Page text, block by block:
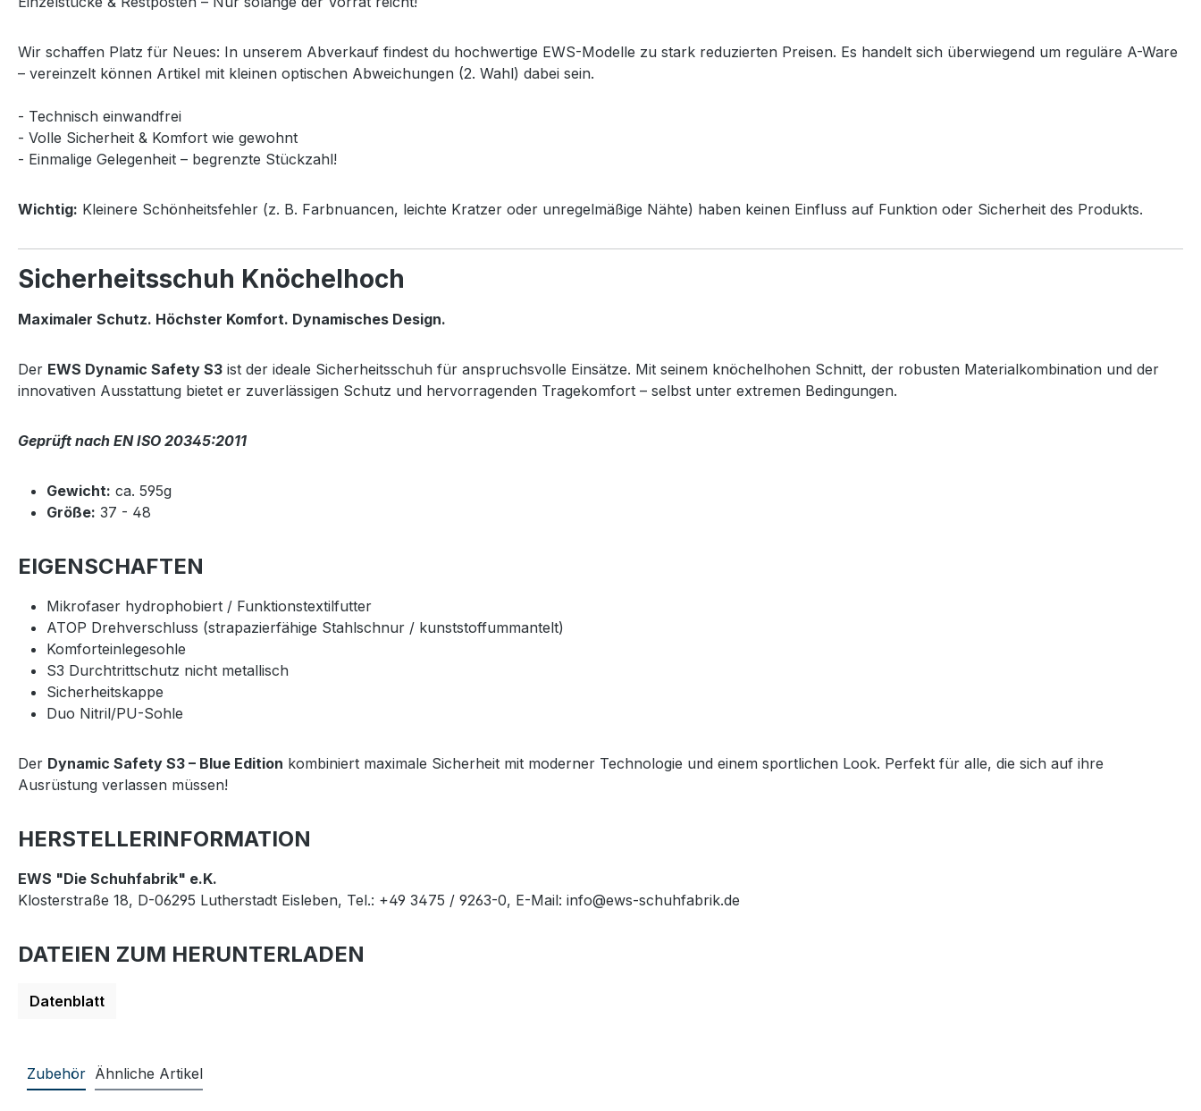
Wir schaffen Platz für Neues: In unserem Abverkauf findest du hochwertige EWS-Modelle zu stark reduzierten Preisen. Es handelt sich überwiegend um reguläre A-Ware
– vereinzelt können Artikel mit kleinen optischen Abweichungen (2. Wahl) dabei sein.
- Technisch einwandfrei
- Volle Sicherheit & Komfort wie gewohnt
- Einmalige Gelegenheit – begrenzte Stückzahl!
Wichtig: Kleinere Schönheitsfehler (z. B. Farbnuancen, leichte Kratzer oder unregelmäßige Nähte) haben keinen Einfluss auf Funktion oder Sicherheit des Produkts.
Sicherheitsschuh Knöchelhoch
Maximaler Schutz. Höchster Komfort. Dynamisches Design.
Der EWS Dynamic Safety S3 ist der ideale Sicherheitsschuh für anspruchsvolle Einsätze. Mit seinem knöchelhohen Schnitt, der robusten Materialkombination und der
innovativen Ausstattung bietet er zuverlässigen Schutz und hervorragenden Tragekomfort – selbst unter extremen Bedingungen.
Geprüft nach EN ISO 20345:2011
Gewicht: ca. 595g
Größe: 37 - 48
EIGENSCHAFTEN
Mikrofaser hydrophobiert / Funktionstextilfutter
ATOP Drehverschluss (strapazierfähige Stahlschnur / kunststoffummantelt)
Komforteinlegesohle
S3 Durchtrittschutz nicht metallisch
Sicherheitskappe
Duo Nitril/PU-Sohle
Der Dynamic Safety S3 – Blue Edition kombiniert maximale Sicherheit mit moderner Technologie und einem sportlichen Look. Perfekt für alle, die sich auf ihre
Ausrüstung verlassen müssen!
HERSTELLERINFORMATION
EWS "Die Schuhfabrik" e.K.
Klosterstraße 18, D-06295 Lutherstadt Eisleben, Tel.: +49 3475 / 9263-0, E-Mail: info@ews-schuhfabrik.de
DATEIEN ZUM HERUNTERLADEN
Datenblatt
Zubehör Ähnliche Artikel